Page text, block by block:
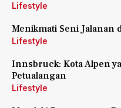
Lifestyle
Menikmati Seni Jalanan
Lifestyle
Innsbruck: Kota Alpen
Petualangan
Lifestyle